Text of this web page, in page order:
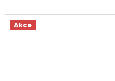
Akce